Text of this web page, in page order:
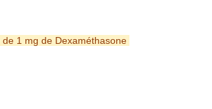
1 mg de Dexaméthasone